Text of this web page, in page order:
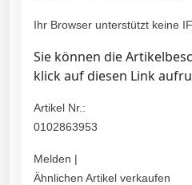
Ihr Browser unterstützt keine
Sie können die
klick auf diesen Link
Artikel Nr.:
0102863953
Melden |
Ähnlichen Artikel verkaufen